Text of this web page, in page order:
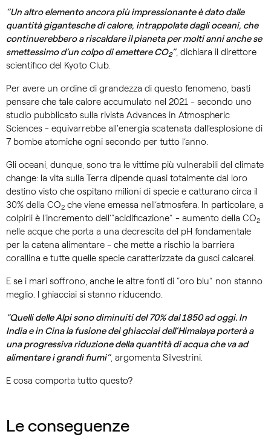
“Un altro elemento ancora più impressionante è dato dalle
quantità gigantesche di calore, intrappolate dagli oceani, che
continuerebbero a riscaldare il pianeta per molti anni anche se
smettessimo d’un colpo di emettere CO2”, dichiara il direttore
scientifico del Kyoto Club.
Per avere un ordine di grandezza di questo fenomeno, basti
pensare che tale calore accumulato nel 2021 - secondo uno
studio pubblicato sulla rivista Advances in Atmospheric
Sciences - equivarrebbe all'energia scatenata dall’esplosione di
7 bombe atomiche ogni secondo per tutto l’anno.
Gli oceani, dunque, sono tra le vittime più vulnerabili del climate
change: la vita sulla Terra dipende quasi totalmente dal loro
destino visto che ospitano milioni di specie e catturano circa il
30% della CO2 che viene emessa nell’atmosfera. In particolare, a
colpirli è l’incremento dell’“acidificazione” - aumento della CO2
nelle acque che porta a una decrescita del pH fondamentale
per la catena alimentare - che mette a rischio la barriera
corallina e tutte quelle specie caratterizzate da gusci calcarei.
E se i mari soffrono, anche le altre fonti di “oro blu” non stanno
meglio. I ghiacciai si stanno riducendo.
“Quelli delle Alpi sono diminuiti del 70% dal 1850 ad oggi. In
India e in Cina la fusione dei ghiacciai dell’Himalaya porterà a
una progressiva riduzione della quantità di acqua che va ad
alimentare i grandi fiumi”, argomenta Silvestrini.
E cosa comporta tutto questo?
Le conseguenze